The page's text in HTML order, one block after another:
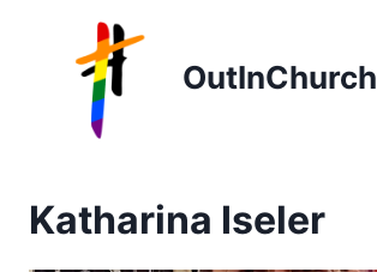
springen
OutInChurch
Katharina Iseler